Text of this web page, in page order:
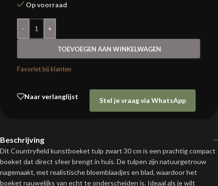
Op voorraad
- +
TOEVOEGEN AAN WINKELWAGEN
Favoriet bij klanten
Naar verlanglijst
Stel je vraag via WhatsApp
Beschrijving
Dit Countryfield kunstboeket tulp zwart 30 cm is een prachtig compact
boeket dat direct sfeer brengt in huis. De tulpen zijn natuurgetrouw
nagemaakt, met realistische bloemblaadjes en blad, waardoor het
boeket nauwelijks van echt te onderscheiden is. Ideaal als je wilt